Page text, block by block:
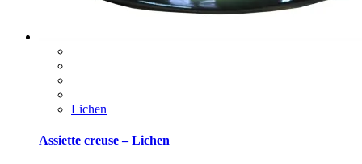
Lichen
Assiette creuse – Lichen